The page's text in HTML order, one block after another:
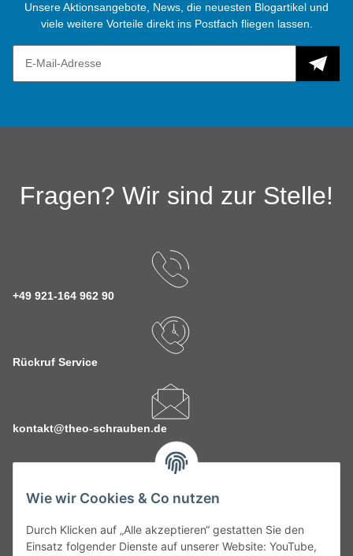
Wie wir Cookies & Co nutzen
Durch Klicken auf „Alle akzeptieren“ gestatten Sie den
Einsatz folgender Dienste auf unserer Website: YouTube,
Unsere Aktionsangebote, News, die neuesten Blogartikel und
viele weitere Vorteile direkt ins Postfach fliegen lassen.
Fragen? Wir sind zur Stelle!
+49 921-164 962 90
Rückruf Service
kontakt@theo-schrauben.de
Service